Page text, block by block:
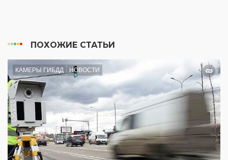
ПОХОЖИЕ СТАТЬИ
КАМЕРЫ ГИБДД НОВОСТИ